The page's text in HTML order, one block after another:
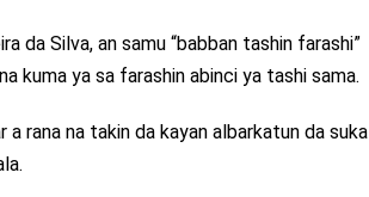
da Silva, an samu “babban tashin farashi”
kuma ya sa farashin abinci ya tashi sama.
rana na takin da kayan albarkatun da suka